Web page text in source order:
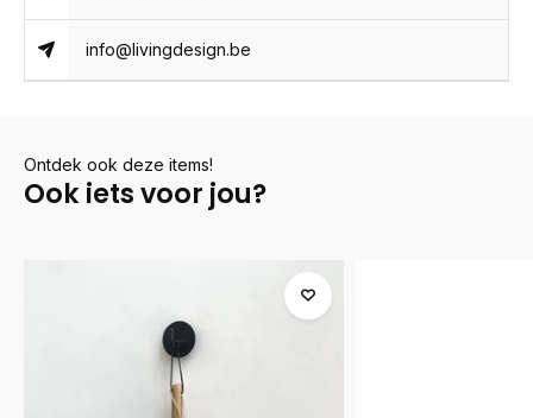
info@livingdesign.be
Ontdek ook deze items!
Ook iets voor jou?